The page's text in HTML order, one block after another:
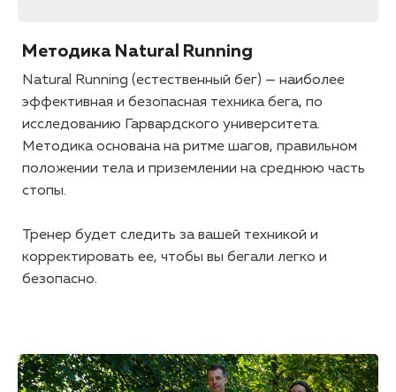
Методика Natural Running
Natural Running (естественный бег) — наиболее
эффективная и безопасная техника бега, по
исследованию Гарвардского университета.
Методика основана на ритме шагов, правильном
положении тела и приземлении на среднюю часть
стопы.
Тренер будет следить за вашей техникой и
корректировать ее, чтобы вы бегали легко и
безопасно.